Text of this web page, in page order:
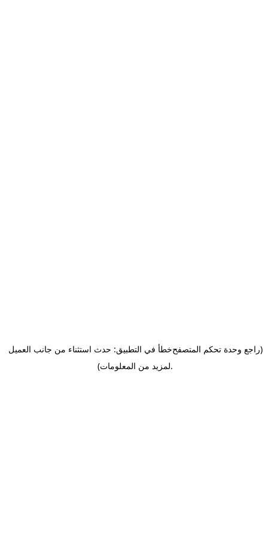
خطأ في التطبيق: حدث استثناء من جانب العميل(راجع وحدة تحكم المتصفح
لمزيد من المعلومات).